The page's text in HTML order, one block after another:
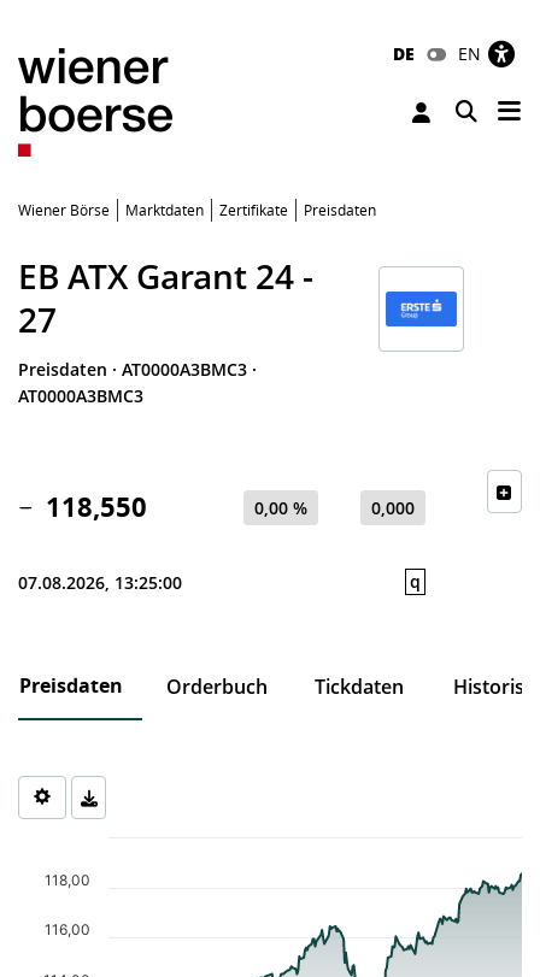
DE EN
Toggle
Wiener Börse Marktdaten Zertifikate Preisdaten
EB ATX Garant 24 -
27
Preisdaten · AT0000A3BMC3 ·
AT0000A3BMC3
118,550 0,00 % 0,000
07.08.2026, 13:25:00 q
Preisdaten Orderbuch Tickdaten
Chart
The chart has 1 X axis displaying Time. Data ranges from 2025-
The chart has 1 Y axis displaying values. Data ranges from
116,00
118,00